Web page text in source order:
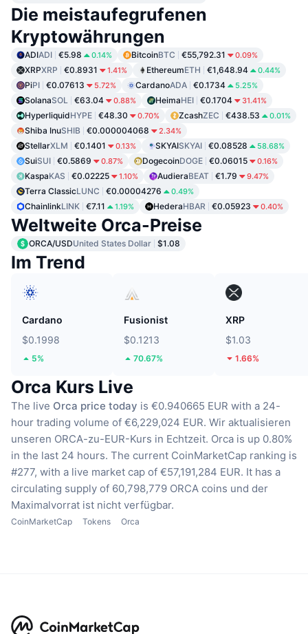
Die meistaufegrufenen
Kryptowährungen
ADIADI €5.98 0.14% BitcoinBTC €55,792.31 0.09%
XRPXRP €0.8931 1.41% EthereumETH €1,648.94 0.44%
PiPI €0.07613 5.72% CardanoADA €0.1734 5.25%
SolanaSOL €63.04 0.88% HeimaHEI €0.1704 31.41%
HyperliquidHYPE €48.30 0.70% ZcashZEC €438.53 0.01%
Shiba InuSHIB €0.000004068 2.34%
StellarXLM €0.1401 0.13% SKYAISKYAI €0.08528 58.68%
SuiSUI €0.5869 0.87% DogecoinDOGE €0.06015 0.16%
KaspaKAS €0.02225 1.10% AudieraBEAT €1.79 9.47%
Terra ClassicLUNC €0.00004276 0.49%
ChainlinkLINK €7.11 1.19% HederaHBAR €0.05923 0.40%
Weltweite Orca-Preise
ORCA/USDUnited States Dollar $1.08
Im Trend
Cardano
$0.1998
5%
Fusionist
$0.1213
70.67%
XRP
$1.03
1.66%
Orca Kurs Live
The live Orca price today is €0.940665 EUR with a 24-
hour trading volume of €6,229,024 EUR. Wir aktualisieren
unseren ORCA-zu-EUR-Kurs in Echtzeit. Orca is up 0.80%
in the last 24 hours. The current CoinMarketCap ranking is
#277, with a live market cap of €57,191,284 EUR. It has a
circulating supply of 60,798,779 ORCA coins und der
Maximalvorrat ist nicht verfügbar.
CoinMarketCap Tokens Orca